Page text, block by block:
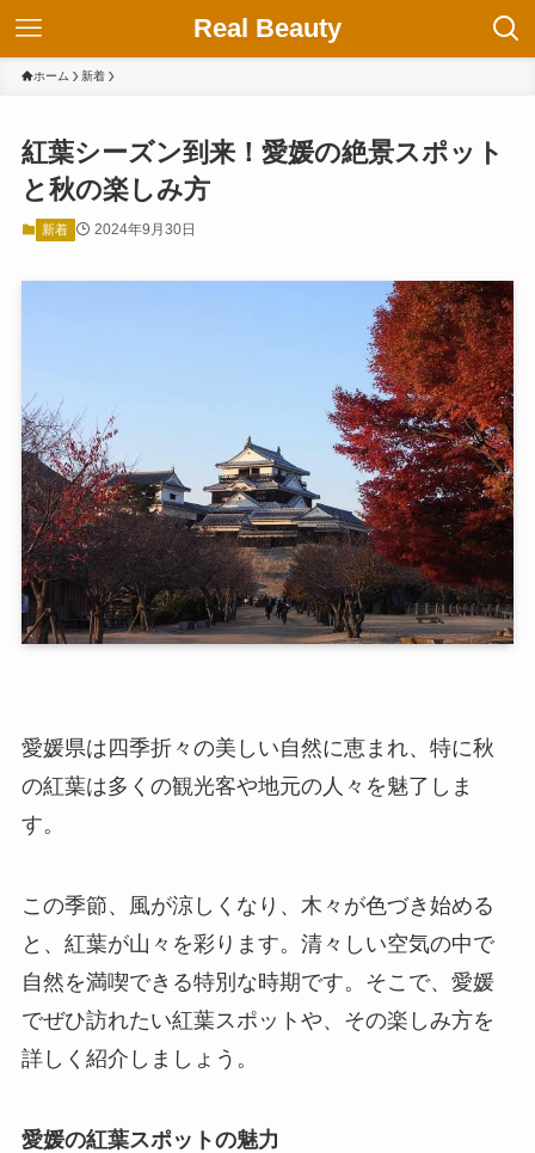
Real Beauty
ホーム 新着
紅葉シーズン到来！愛媛の絶景スポット
と秋の楽しみ方
新着 2024年9月30日
愛媛県は四季折々の美しい自然に恵まれ、特に秋
の紅葉は多くの観光客や地元の人々を魅了しま
す。
この季節、風が涼しくなり、木々が色づき始める
と、紅葉が山々を彩ります。清々しい空気の中で
自然を満喫できる特別な時期です。そこで、愛媛
でぜひ訪れたい紅葉スポットや、その楽しみ方を
詳しく紹介しましょう。
愛媛の紅葉スポットの魅力